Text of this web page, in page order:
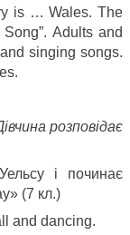
is … Wales. The
Adults and
singing songs.
розповідає
і починає
(7 кл.)
and dancing.